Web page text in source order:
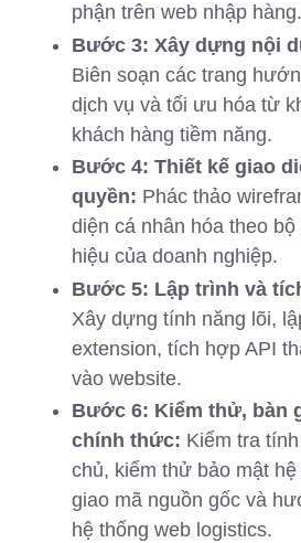
phận trên web nhập hàng.
Bước 3: Xây dựng nội
Biên soạn các trang
dịch vụ và tối ưu hóa từ
khách hàng tiềm năng.
Bước 4: Thiết kế giao
quyền: Phác thảo
diện cá nhân hóa theo
hiệu của doanh nghiệp.
Bước 5: Lập trình và
Xây dựng tính năng lõi,
extension, tích hợp API
vào website.
Bước 6: Kiểm thử, bàn
chính thức: Kiểm tra
chủ, kiểm thử bảo mật
giao mã nguồn gốc và
hệ thống web logistics.